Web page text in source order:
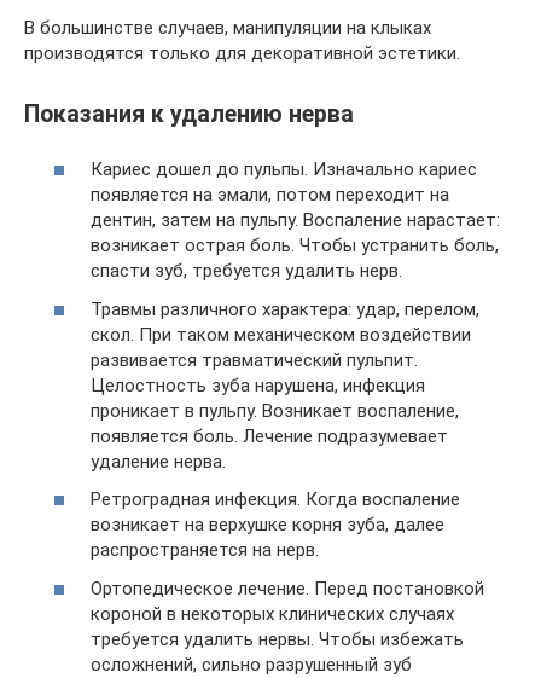
В большинстве случаев, манипуляции на клыках
производятся только для декоративной эстетики.
Показания к удалению нерва
Кариес дошел до пульпы. Изначально кариес
появляется на эмали, потом переходит на
дентин, затем на пульпу. Воспаление нарастает:
возникает острая боль. Чтобы устранить боль,
спасти зуб, требуется удалить нерв.
Травмы различного характера: удар, перелом,
скол. При таком механическом воздействии
развивается травматический пульпит.
Целостность зуба нарушена, инфекция
проникает в пульпу. Возникает воспаление,
появляется боль. Лечение подразумевает
удаление нерва.
Ретроградная инфекция. Когда воспаление
возникает на верхушке корня зуба, далее
распространяется на нерв.
Ортопедическое лечение. Перед постановкой
короной в некоторых клинических случаях
требуется удалить нервы. Чтобы избежать
осложнений, сильно разрушенный зуб